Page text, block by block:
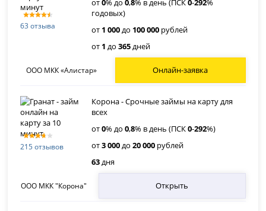
63 отзыва
от0% до0,8% в день (ПСК0-292%
годовых)
от 1 000до 100 000 рублей
от 1 до365дней
ООО МКК «Алистар» Онлайн-заявка
215 отзывов
Корона - Срочные займы на карту для
всех
от0% до0,8% в день (ПСК0-292%)
от3 000до20 000 рублей
63дня
ООО МКК "Корона" Открыть